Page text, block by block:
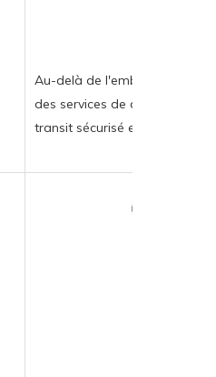
Au-delà de l'emballage
des services de doublure
transit sécurisé et efficace